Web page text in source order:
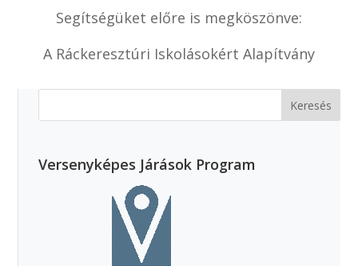
Segítségüket előre is megköszönve:
A Ráckeresztúri Iskolásokért Alapítvány
Versenyképes Járások Program